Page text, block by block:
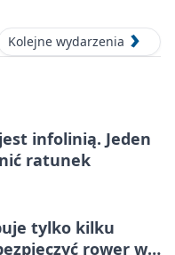
Kolejne wydarzenia
infolinią. Jeden
ratunek
tylko kilku
rower w